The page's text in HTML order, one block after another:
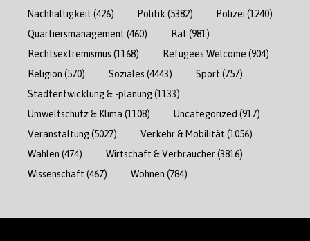
Nachhaltigkeit (426) Politik (5382) Polizei (1240)
Quartiersmanagement (460) Rat (981)
Rechtsextremismus (1168) Refugees Welcome (904)
Religion (570) Soziales (4443) Sport (757)
Stadtentwicklung & -planung(1133)
Umweltschutz & Klima (1108) Uncategorized (917)
Veranstaltung(5027) Verkehr & Mobilität (1056)
Wahlen (474) Wirtschaft & Verbraucher(3816)
Wissenschaft (467) Wohnen (784)